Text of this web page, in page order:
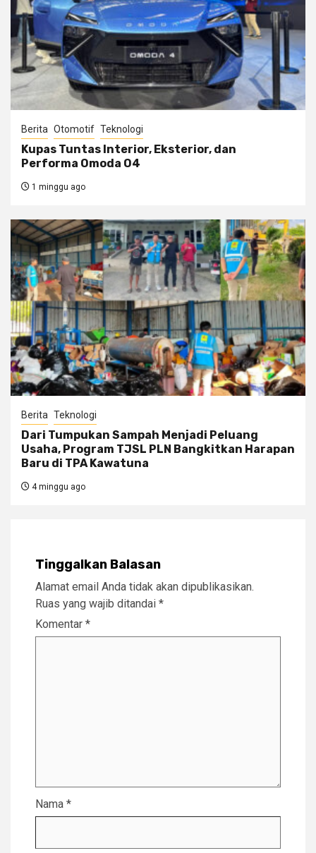
Berita Otomotif Teknologi
Kupas Tuntas Interior, Eksterior, dan
Performa Omoda O4
1 minggu ago
Berita Teknologi
Dari Tumpukan Sampah Menjadi Peluang
Usaha, Program TJSL PLN Bangkitkan Harapan
Baru di TPA Kawatuna
4 minggu ago
Tinggalkan Balasan
Alamat email Anda tidak akan dipublikasikan.
Ruas yang wajib ditandai *
Komentar *
Nama *